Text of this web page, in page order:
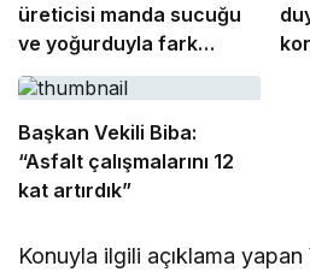
üreticisi manda sucuğu
ve yoğurduyla fark
oluşturdu
Başkan Vekili Biba:
“Asfalt çalışmalarını 12
kat artırdık”
Konuyla ilgili açıklama